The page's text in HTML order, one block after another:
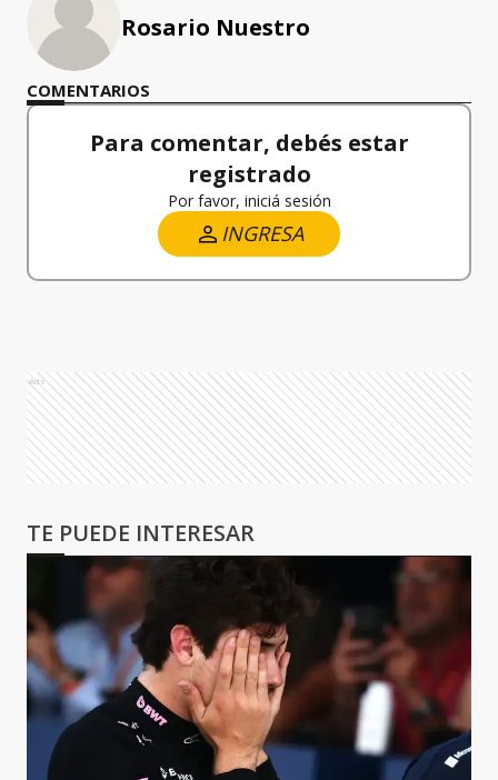
Rosario Nuestro
COMENTARIOS
Para comentar, debés estar
registrado
Por favor, iniciá sesión
INGRESA
Ads
TE PUEDE INTERESAR